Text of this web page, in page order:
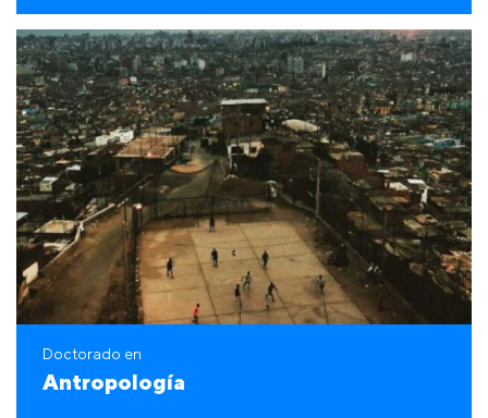
Doctorado en
Antropología